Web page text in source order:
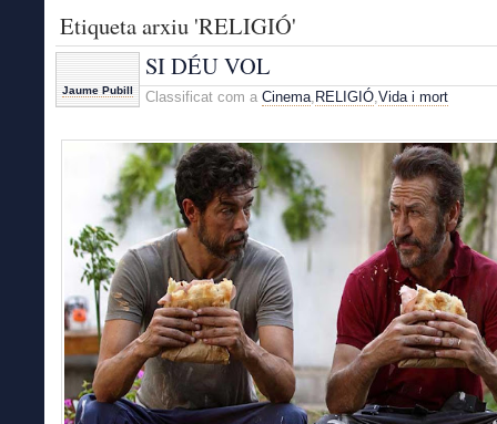
Etiqueta arxiu 'RELIGIÓ'
Jaume Pubill
SI DÉU VOL
Classificat com a Cinema, RELIGIÓ,Vida i mort